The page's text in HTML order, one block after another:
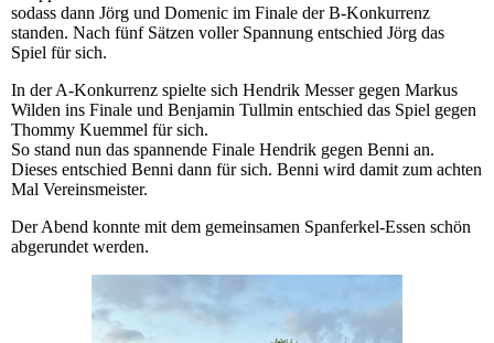
sodass dann Jörg und Domenic im Finale der B-Konkurrenz
standen. Nach fünf Sätzen voller Spannung entschied Jörg das
Spiel für sich.
In der A-Konkurrenz spielte sich Hendrik Messer gegen Markus
Wilden ins Finale und Benjamin Tullmin entschied das Spiel gegen
Thommy Kuemmel für sich.
So stand nun das spannende Finale Hendrik gegen Benni an.
Dieses entschied Benni dann für sich. Benni wird damit zum achten
Mal Vereinsmeister.
Der Abend konnte mit dem gemeinsamen Spanferkel-Essen schön
abgerundet werden.